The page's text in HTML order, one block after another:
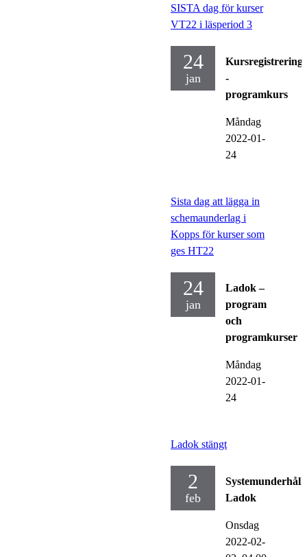
SISTA dag för kurser
VT22 i läsperiod 3
24
jan
Kursregistrering
-
programkurs
Måndag
2022-01-
24
Sista dag att lägga in
schemaunderlag i
Kopps för kurser som
ges HT22
24
jan
Ladok –
program
och
programkurser
Måndag
2022-01-
24
Ladok stängt
2
feb
Systemunderhåll
Ladok
Onsdag
2022-02-